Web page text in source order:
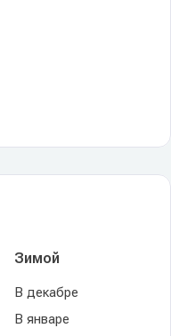
Зимой
В декабре
В январе